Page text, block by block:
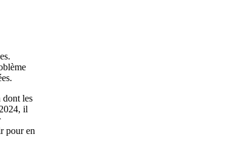
dont les
il
pour en